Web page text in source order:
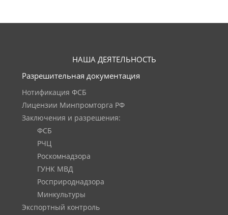
НАША ДЕЯТЕЛЬНОСТЬ
Разрешительная документация
Нотификация ФСБ
Лицензии Минпромторга РФ
Заключения и разрешения:
ФСБ
РЧЦ
Роскомнадзора
ГУНК МВД
Росприроднадзора
Минкультуры
Экспортный контроль